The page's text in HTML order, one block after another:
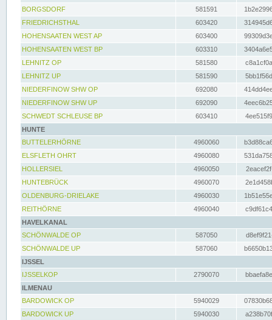
BORGSDORF
581591
FRIEDRICHSTHAL
603420
HOHENSAATEN WEST AP
603400
HOHENSAATEN WEST BP
603310
LEHNITZ OP
581580
LEHNITZ UP
581590
NIEDERFINOW SHW OP
692080
NIEDERFINOW SHW UP
692090
SCHWEDT SCHLEUSE BP
603410
HUNTE
BUTTELERHÖRNE
4960060
ELSFLETH OHRT
4960080
HOLLERSIEL
4960050
HUNTEBRÜCK
4960070
OLDENBURG-DRIELAKE
4960030
REITHÖRNE
4960040
HAVELKANAL
SCHÖNWALDE OP
587050
SCHÖNWALDE UP
587060
IJSSEL
IJSSELKOP
2790070
ILMENAU
BARDOWICK OP
5940029
BARDOWICK UP
5940030